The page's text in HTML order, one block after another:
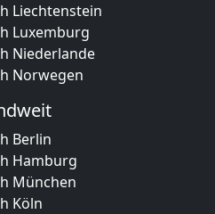
Liechtenstein
Luxemburg
Niederlande
Norwegen
Berlin
Hamburg
München
Köln